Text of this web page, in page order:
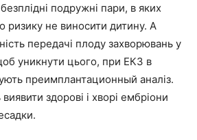
подружні пари, в яких
ризику не виносити дитину. А
передачі плоду захворювань у
уникнути цього, при ЕКЗ в
преимплантационный аналіз.
здорові і хворі ембріони